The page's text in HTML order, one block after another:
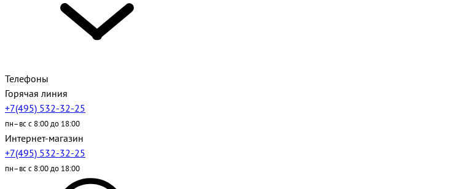
Телефоны
Горячая линия
+7(495) 532-32-25
пн–вс с 8:00 до 18:00
Интернет-магазин
+7(495) 532-32-25
пн–вс с 8:00 до 18:00